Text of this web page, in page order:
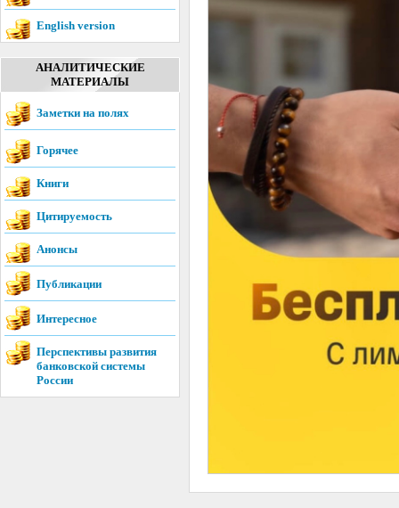
English version
АНАЛИТИЧЕСКИЕ
МАТЕРИАЛЫ
Заметки на полях
Горячее
Книги
Цитируемость
Анонсы
Публикации
Интересное
Перспективы развития
банковской системы
России